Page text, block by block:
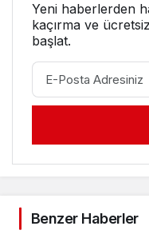
Yeni haberlerden
kaçırma ve
başlat.
Benzer Haberler